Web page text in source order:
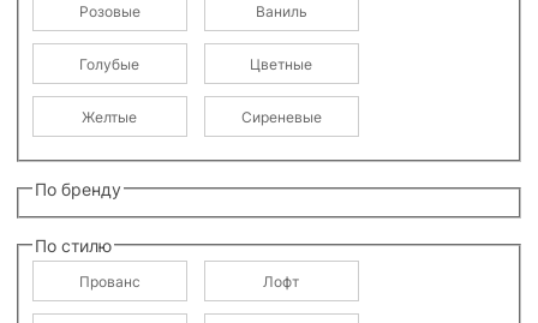
Розовые Ваниль
Голубые Цветные
Желтые Сиреневые
По бренду
По стилю
Прованс Лофт